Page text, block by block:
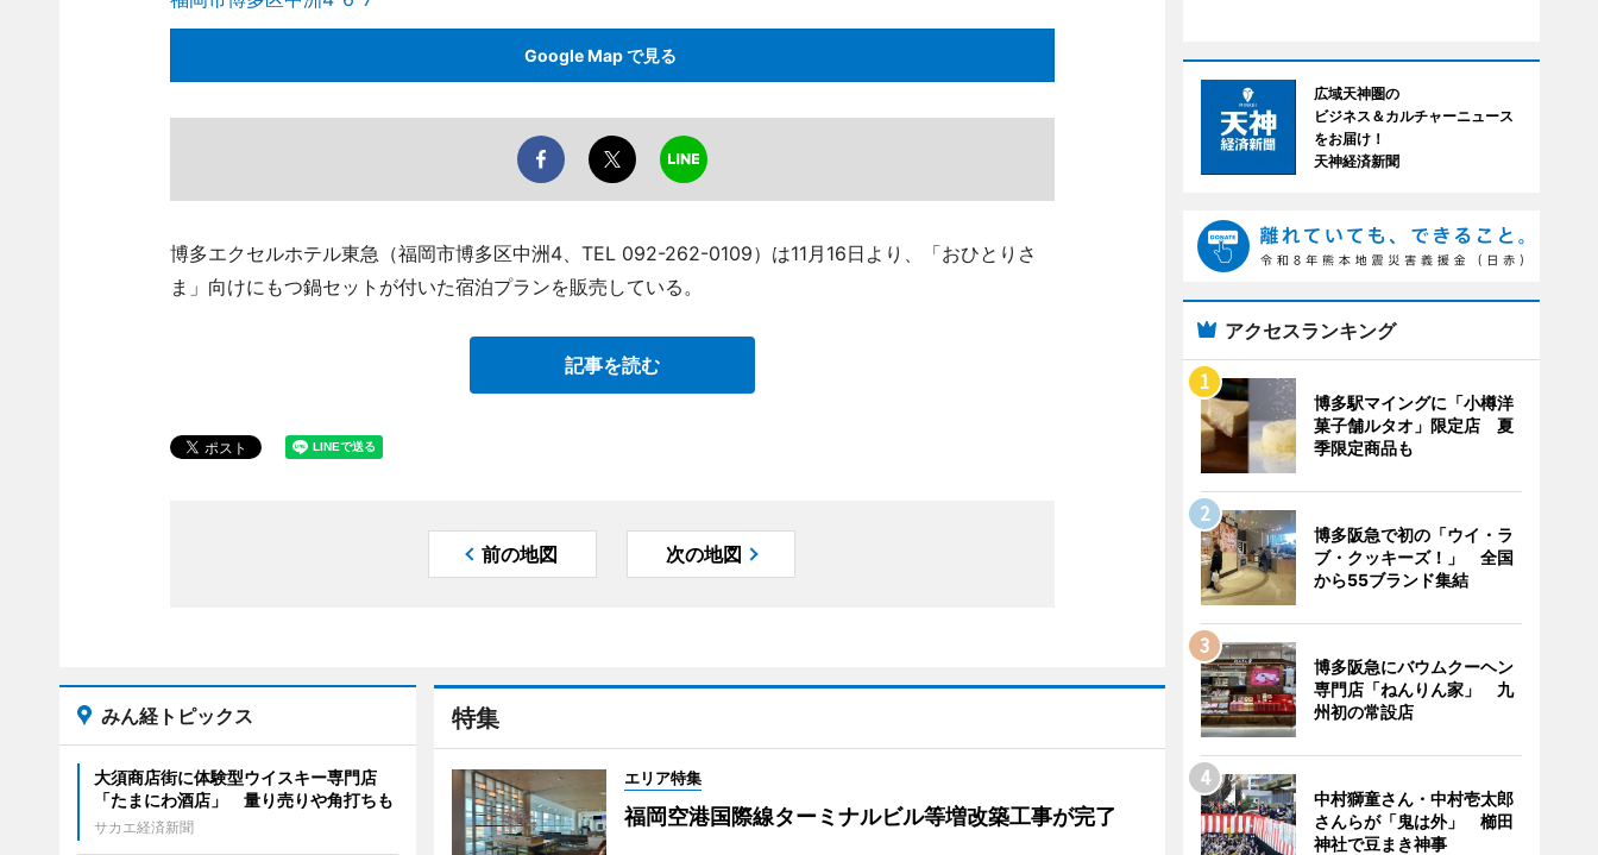
Google Map で見る
博多エクセルホテル東急（福岡市博多区中洲4、TEL 092-262-0109）は11月16日より、「おひとりさ
ま」向けにもつ鍋セットが付いた宿泊プランを販売している。
記事を読む
前の地図 次の地図
特集
エリア特集
福岡空港国際線ターミナルビル等増改築工事が完了
みん経トピックス
大須商店街に体験型ウイスキー専門店
「たまにわ酒店」 量り売りや角打ちも
サカエ経済新聞
広域天神圏の
ビジネス＆カルチャーニュース
をお届け！
天神経済新聞
アクセスランキング
博多駅マイングに「小樽洋
菓子舗ルタオ」限定店 夏
季限定商品も
博多阪急で初の「ウイ・ラ
ブ・クッキーズ！」 全国
から55ブランド集結
博多阪急にバウムクーヘン
専門店「ねんりん家」 九
州初の常設店
中村獅童さん・中村壱太郎
さんらが「鬼は外」 櫛田
神社で豆まき神事